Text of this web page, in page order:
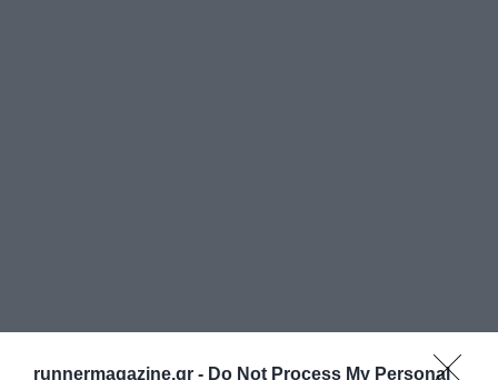
runnermagazine.gr - Do Not Process My Personal